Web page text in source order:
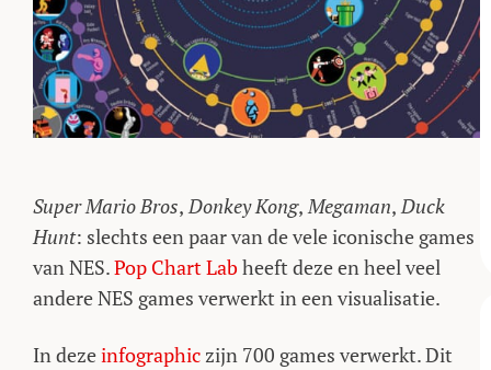
Super Mario Bros,Donkey Kong,Megaman,Duck
Hunt: slechts een paar van de vele iconische games
van NES.Pop Chart Lab heeft deze en heel veel
andere NES games verwerkt in een visualisatie.
In dezeinfographiczijn 700 games verwerkt. Dit